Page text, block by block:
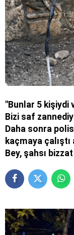
"Bunlar 5 kişiydi
Bizi saf
Daha sonra
kaçmaya
Bey, şahsı